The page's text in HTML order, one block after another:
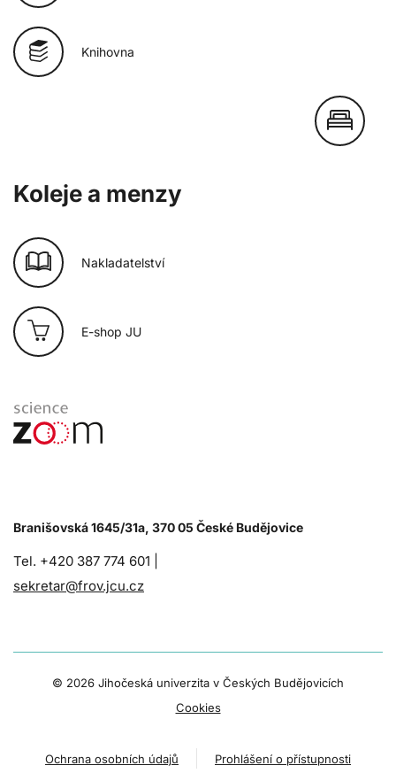
Knihovna
Koleje a menzy
Nakladatelství
E-shop JU
Branišovská 1645/31a, 370 05 České Budějovice
Tel. +420 387 774 601 |
sekretar@frov.jcu.cz
© 2026 Jihočeská univerzita v Českých Budějovicích
Cookies
Ochrana osobních údajů Prohlášení o přístupnosti